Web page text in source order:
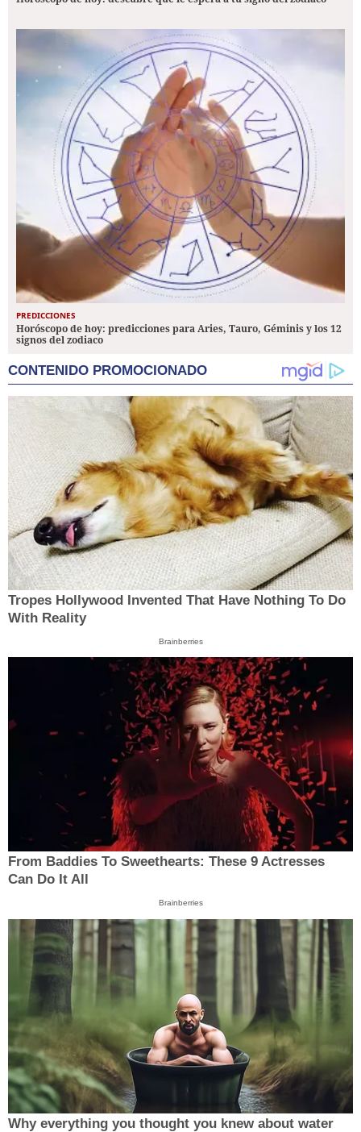
PREDICCIONES
Horóscopo de hoy: predicciones para Aries, Tauro, Géminis y los 12
signos del zodiaco
CONTENIDO PROMOCIONADO
Tropes Hollywood Invented That Have Nothing To Do
With Reality
Brainberries
From Baddies To Sweethearts: These 9 Actresses
Can Do It All
Brainberries
Why everything you thought you knew about water